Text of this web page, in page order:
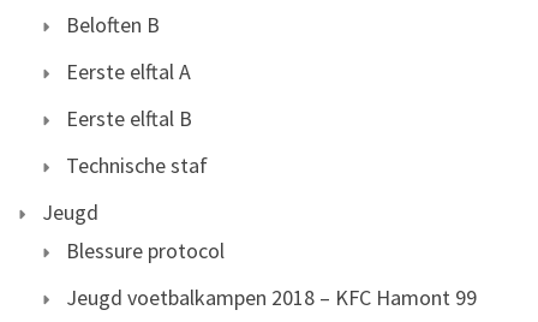
Beloften B
Eerste elftal A
Eerste elftal B
Technische staf
Jeugd
Blessure protocol
Jeugd voetbalkampen 2018 – KFC Hamont 99